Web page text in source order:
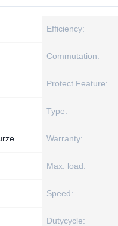
Efficiency:
Commutation:
Protect Feature:
Type:
Warranty:
Max. load:
Speed:
Dutycycle: